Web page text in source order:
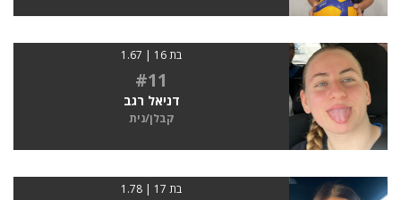
בת 16 | 1.67
#11
דניאל רגב
קבלן/נית
בת 17 | 1.78